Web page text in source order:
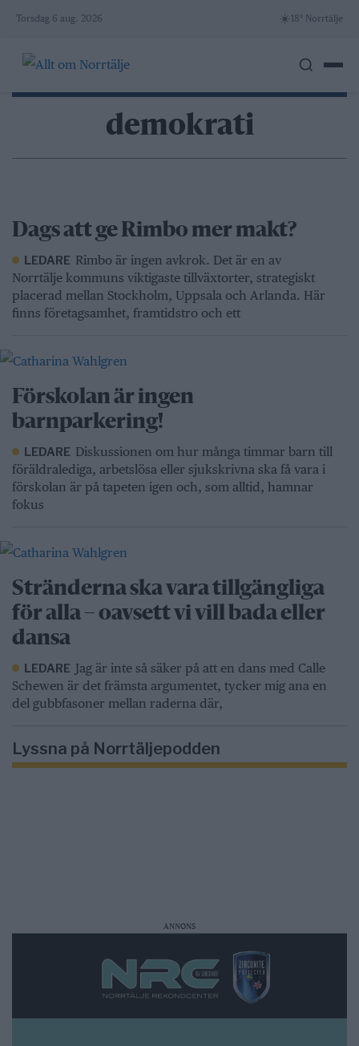
Skip
content
Torsdag 6 aug. 2026 ☀️ 18° Norrtälje
demokrati
Dags att ge Rimbo mer makt?
LEDARE Rimbo är ingen avkrok. Det är en av
Norrtälje kommuns viktigaste tillväxtorter, strategiskt
placerad mellan Stockholm, Uppsala och Arlanda. Här
finns företagsamhet, framtidstro och ett
Förskolan är ingen
barnparkering!
LEDARE Diskussionen om hur många timmar barn till
föräldralediga, arbetslösa eller sjukskrivna ska få vara i
förskolan är på tapeten igen och, som alltid, hamnar
fokus
Stränderna ska vara tillgängliga
för alla – oavsett vi vill bada eller
dansa
LEDARE Jag är inte så säker på att en dans med Calle
Schewen är det främsta argumentet, tycker mig ana en
del gubbfasoner mellan raderna där,
Lyssna på Norrtäljepodden
ANNONS